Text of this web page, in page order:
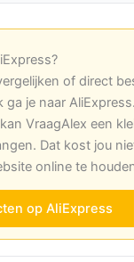
of direct
je naar
VraagAlex een
Dat kost jou
online te
op AliExpress